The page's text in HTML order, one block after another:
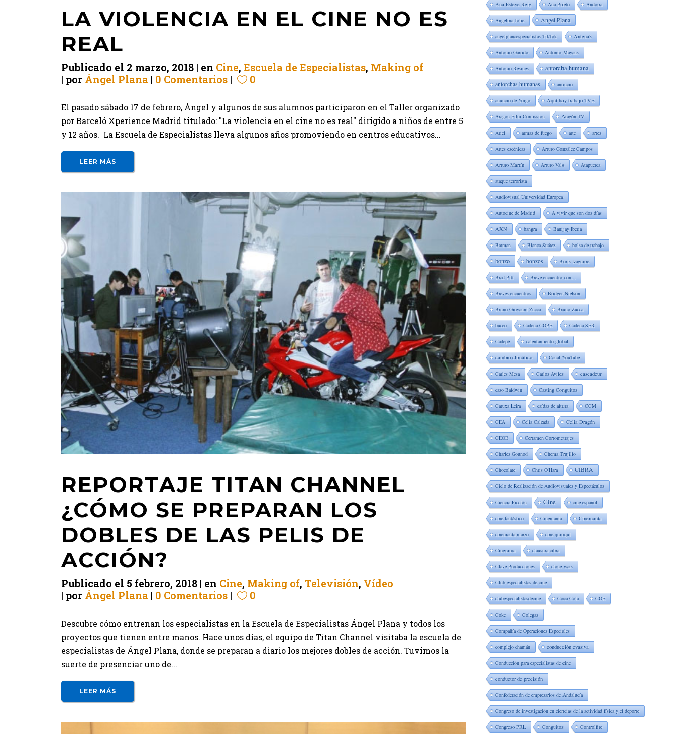
LA VIOLENCIA EN EL CINE NO ES
REAL
Publicado el 2 marzo, 2018 en Cine, Escuela de Especialistas, Making of
por Ángel Plana 0 Comentarios 0
El pasado sábado 17 de febrero, Ángel y algunos de sus alumnos participaron en el Taller organizado
por Barceló Xperience Madrid titulado: "La violencia en el cine no es real" dirigido a niños de entre 5
y 12 años. La Escuela de Especialistas lleva algunos años promoviendo en centros educativos...
LEER MÁS
REPORTAJE TITAN CHANNEL
¿CÓMO SE PREPARAN LOS
DOBLES DE LAS PELIS DE
ACCIÓN?
Publicado el 5 febrero, 2018 en Cine, Making of, Televisión, Vídeo
por Ángel Plana 0 Comentarios 0
Descubre cómo entrenan los especialistas en la Escuela de Especialistas Ángel Plana y todos los
proyectos que tienen entre manos. Hace unos días, el equipo de Titan Channel visitaba la escuela de
especialistas de Ángel Plana, donde se preparan a diario los mejores dobles de acción. Tuvimos la
suerte de presenciar uno de...
LEER MÁS
Ana Esteve Reig Ana Prieto Andorra
Angelina Jolie Angel Plana
angelplanaespecialistas TikTok Antena3
Antonio Garrido Antonio Mayans
Antonio Resines antorcha humana
antorchas humanas anuncio
anuncio de Yoigo Aquí hay trabajo TVE
Aragon Film Comission Aragón TV
Ariel armas de fuego arte artes
Artes escénicas Arturo González Campos
Arturo Martín Arturo Vals Atapuerca
ataque terrorista
Audiovisual Universidad Europea
Autocine de Madrid A vivir que son dos días
AXN bangra Banijay Iberia
Batman Blanca Suátez bolsa de trabajo
bonzo bonzos Boris Izaguirre
Brad Pitt Breve encuentro con...
Breves encuentros Bridger Nielson
Bruno Giovanni Zucca Bruno Zucca
buceo Cadena COPE Cadena SER
Cadepé calentamiento global
cambio climático Canal YouTube
Carles Mesa Carlos Aviles cascadeur
caso Baldwin Casting Conguitos
Catuxa Leira caídas de altura CCM
CEA Celia Calzada Celia Dragón
CEOE Certamen Cortometrajes
Charles Gounod Chema Trujillo
Chocolate Chris O'Hara CIBRA
Ciclo de Realización de Audiovisuales y Espectáculos
Ciencia Ficción Cine cine español
cine fantástico Cinemania Cinemanía
cinemanía marzo cine quinqui
Cinerama clausura cibra
Clave Producciones clone wars
Club especialistas de cine
clubespecialistasdecine Coca-Cola COE
Coke Colegas
Compañía de Operaciones Especiales
complejo chamán conducción evasiva
Conducción para especialistas de cine
conductor de precisión
Confederación de empresarios de Andalucía
Congreso de investigación en ciencias de la actividad física y el deporte
Congreso PRL Conguitos Controlfire